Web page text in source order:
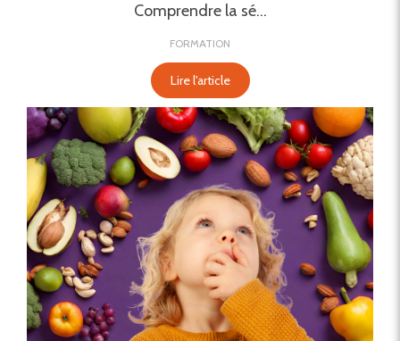
Comprendre la sé...
FORMATION
Lire l'article